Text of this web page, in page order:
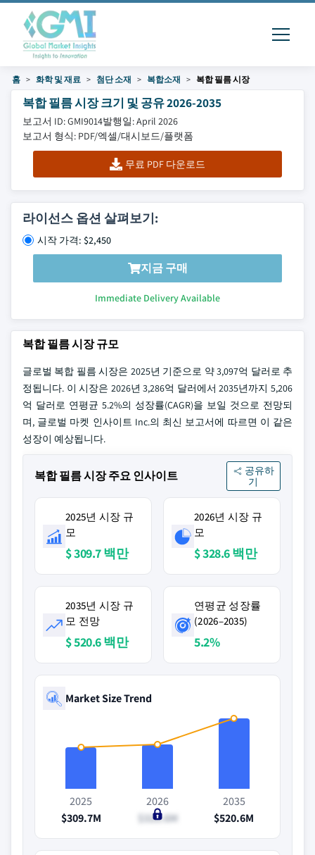
홈 화학 및 재료 첨단 소재 복합소재 복합 필름 시장
복합 필름 시장 크기 및 공유 2026-2035
보고서 ID: GMI9014발행일: April 2026
보고서 형식: PDF/엑셀/대시보드/플랫폼
무료 PDF 다운로드
라이선스 옵션 살펴보기:
시작 가격: $2,450
지금 구매
Immediate Delivery Available
복합 필름 시장 규모
글로벌 복합 필름 시장은 2025년 기준으로 약 3,097억 달러로 추
정됩니다. 이 시장은 2026년 3,286억 달러에서 2035년까지 5,206
억 달러로 연평균 5.2%의 성장률(CAGR)을 보일 것으로 전망되
며, 글로벌 마켓 인사이트 Inc.의 최신 보고서에 따르면 이 같은
성장이 예상됩니다.
복합 필름 시장 주요 인사이트
공유하
기
2025년 시장 규
모
$ 309.7 백만
2026년 시장 규
모
$ 328.6 백만
2035년 시장 규
모 전망
$ 520.6 백만
연평균 성장률
(2026–2035)
5.2%
Market Size Trend
2025
$309.7M
2026
$328.6M
2035
$520.6M